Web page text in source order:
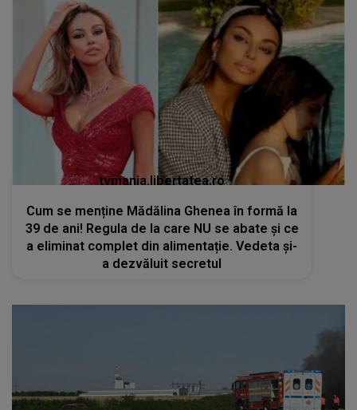
tvmania.libertatea.ro
Cum se menține Mădălina Ghenea în formă la
39 de ani! Regula de la care NU se abate și ce
a eliminat complet din alimentație. Vedeta și-
a dezvăluit secretul